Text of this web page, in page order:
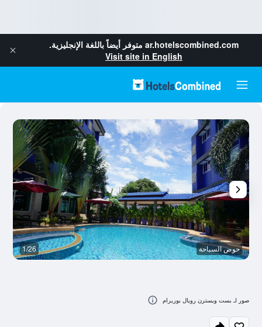
ar.hotelscombined.com متوفر أيضاً باللغة الإنجليزية.
Visit site in English
حوض السباحة 1/26
صور لـ بست ويسترن رويال بوريرام